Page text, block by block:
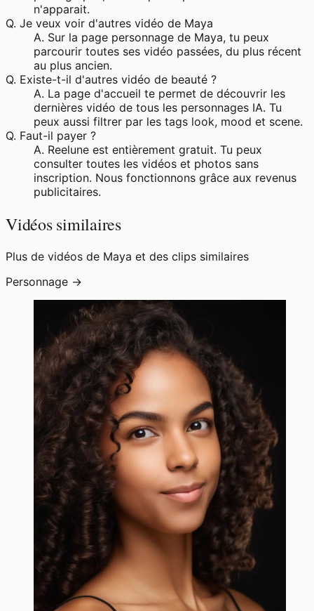
n'apparait.
Q. Je veux voir d'autres vidéo de Maya
A. Sur la page personnage de Maya, tu peux
parcourir toutes ses vidéo passées, du plus récent
au plus ancien.
Q. Existe-t-il d'autres vidéo de beauté ?
A. La page d'accueil te permet de découvrir les
dernières vidéo de tous les personnages IA. Tu
peux aussi filtrer par les tags look, mood et scene.
Q. Faut-il payer ?
A. Reelune est entièrement gratuit. Tu peux
consulter toutes les vidéos et photos sans
inscription. Nous fonctionnons grâce aux revenus
publicitaires.
Vidéos similaires
Plus de vidéos de Maya et des clips similaires
Personnage →